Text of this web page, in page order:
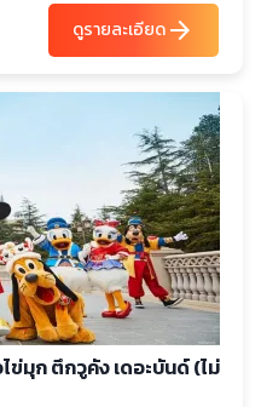
ดูรายละเอียดarrow_forward
มุก ตึกวูคัง เดอะบันด์ (ไม่